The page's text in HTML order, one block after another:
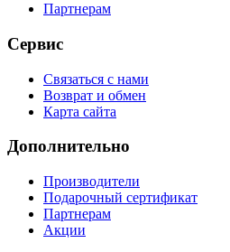
Партнерам
Сервис
Связаться с нами
Возврат и обмен
Карта сайта
Дополнительно
Производители
Подарочный сертификат
Партнерам
Акции